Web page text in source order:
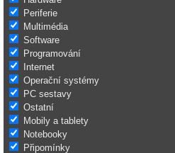
Periferie
Multimédia
Software
Programování
Internet
Operační systémy
PC sestavy
Ostatní
Mobily a tablety
Notebooky
Připomínky